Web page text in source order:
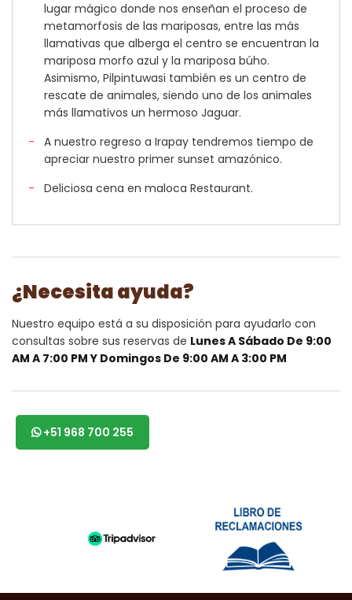
lugar mágico donde nos enseñan el proceso de
metamorfosis de las mariposas, entre las más
llamativas que alberga el centro se encuentran la
mariposa morfo azul y la mariposa búho.
Asimismo, Pilpintuwasi también es un centro de
rescate de animales, siendo uno de los animales
más llamativos un hermoso Jaguar.
A nuestro regreso a Irapay tendremos tiempo de
apreciar nuestro primer sunset amazónico.
Deliciosa cena en maloca Restaurant.
¿Necesita ayuda?
Nuestro equipo está a su disposición para ayudarlo con
consultas sobre sus reservas de Lunes A Sábado De 9:00
AM A 7:00 PM Y Domingos De 9:00 AM A 3:00 PM
+51 968 700 255